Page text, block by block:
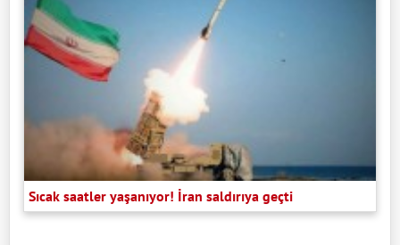
Sıcak saatler yaşanıyor! İran saldırıya geçti